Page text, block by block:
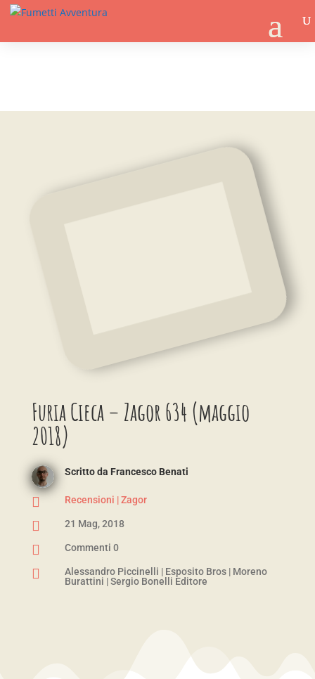
Furia Cieca – Zagor 634 (maggio
2018)
Scritto da Francesco Benati
 Recensioni |Zagor
 21 Mag, 2018
 Commenti 0
 Alessandro Piccinelli | Esposito Bros| Moreno
Burattini |Sergio Bonelli Editore